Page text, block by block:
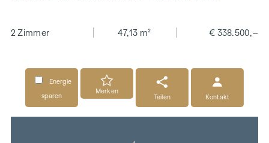
2 Zimmer 47,13 m² € 338.500,–
Energie
sparen
Merken
Teilen
Kontakt